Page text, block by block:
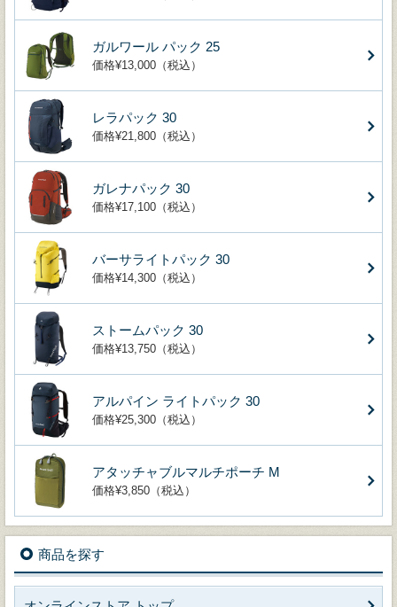
ガルワール パック 25
価格¥13,000（税込）
レラパック 30
価格¥21,800（税込）
ガレナパック 30
価格¥17,100（税込）
バーサライトパック 30
価格¥14,300（税込）
ストームパック 30
価格¥13,750（税込）
アルパイン ライトパック 30
価格¥25,300（税込）
アタッチャブルマルチポーチ M
価格¥3,850（税込）
商品を探す